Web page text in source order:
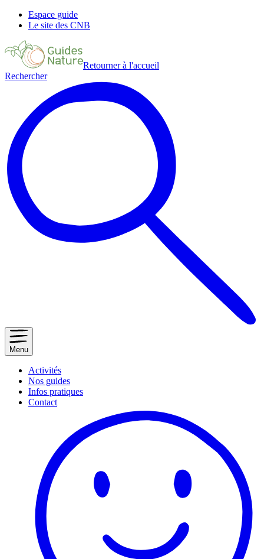
Espace guide
Le site des CNB
Retourner à l'accueil
Rechercher
Menu
Activités
Nos guides
Infos pratiques
Contact